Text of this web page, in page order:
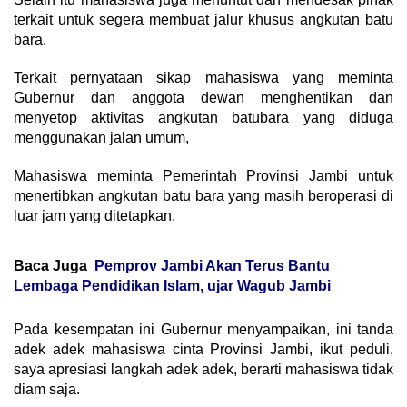
terkait untuk segera membuat jalur khusus angkutan batu
bara.
Terkait pernyataan sikap mahasiswa yang meminta
Gubernur dan anggota dewan menghentikan dan
menyetop aktivitas angkutan batubara yang diduga
menggunakan jalan umum,
Mahasiswa meminta Pemerintah Provinsi Jambi untuk
menertibkan angkutan batu bara yang masih beroperasi di
luar jam yang ditetapkan.
Baca Juga
Pemprov Jambi Akan Terus Bantu
Lembaga Pendidikan Islam, ujar Wagub Jambi
Pada kesempatan ini Gubernur menyampaikan, ini tanda
adek adek mahasiswa cinta Provinsi Jambi, ikut peduli,
saya apresiasi langkah adek adek, berarti mahasiswa tidak
diam saja.